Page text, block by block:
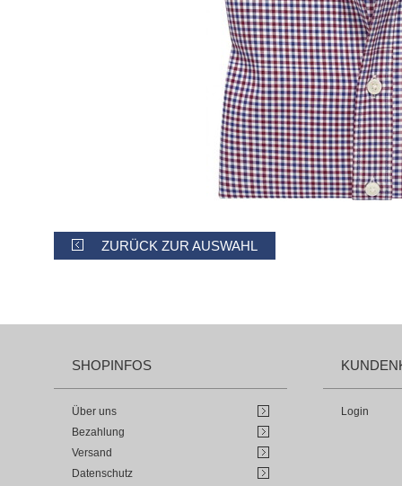
ZURÜCK ZUR AUSWAHL
SHOPINFOS
Über uns
Bezahlung
Versand
Datenschutz
Login